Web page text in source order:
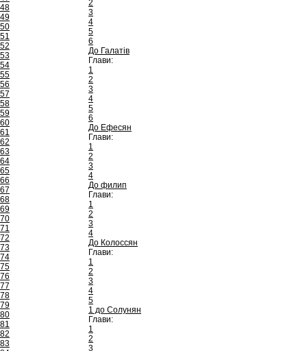
48
49
50
51
52
53
54
55
56
57
58
59
60
61
62
63
64
65
66
67
68
69
70
71
72
73
74
75
76
77
78
79
80
81
82
83
2
3
4
5
6
До Галатів
Глави:
1
2
3
4
5
6
До Ефесян
Глави:
1
2
3
4
До филип
Глави:
1
2
3
4
До Колоссян
Глави:
1
2
3
4
5
1 до Солунян
Глави:
1
2
3